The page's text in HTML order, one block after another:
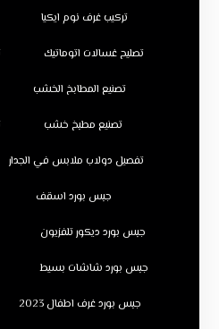
تركيب غرف نوم ايكيا
تصليح غسالات اتوماتيك
تصنيع المطابخ الخشب
تصنيع مطبخ خشب
تفصيل دولاب ملابس في الجدار
جبس بورد اسقف
جبس بورد ديكور تلفزيون
جبس بورد شاشات بسيط
جبس بورد غرف اطفال 2023